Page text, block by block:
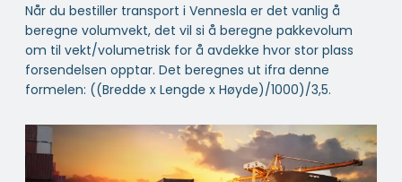
Når du bestiller transport i Vennesla er det vanlig å
beregne volumvekt, det vil si å beregne pakkevolum
om til vekt/volumetrisk for å avdekke hvor stor plass
forsendelsen opptar. Det beregnes ut ifra denne
formelen: ((Bredde x Lengde x Høyde)/1000)/3,5.